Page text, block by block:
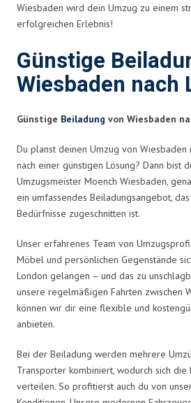
Wiesbaden wird dein Umzug zu einem
erfolgreichen Erlebnis!
Günstige
Wiesbaden nach
Günstige Beiladung von Wiesbaden
Du planst deinen Umzug von Wiesbaden
nach einer günstigen Lösung? Dann bist
Umzugsmeister Moench Wiesbaden,
ein umfassendes Beiladungsangebot,
Bedürfnisse zugeschnitten ist.
Unser erfahrenes Team von
Möbel und persönlichen Gegenstände
London gelangen – und das zu
unsere regelmäßigen Fahrten zwischen
können wir dir eine flexible und
anbieten.
Bei der Beiladung werden mehrere
Transporter kombiniert, wodurch sich die
verteilen. So profitierst auch du von